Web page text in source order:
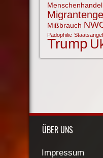
Menschenhandel
Mißbrauch
Pädophilie
Trump
ÜBER UNS
Impressum